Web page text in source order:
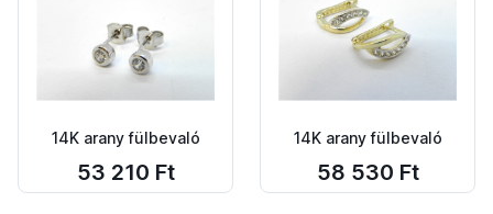
14K arany fülbevaló
53 210 Ft
14K arany fülbevaló
58 530 Ft